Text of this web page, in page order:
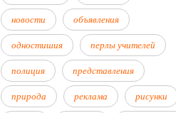
новости объявления
одностишия перлы учителей
полиция представления
природа реклама рисунки